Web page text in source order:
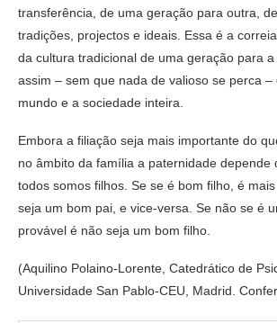
transferência, de uma geração para outra,
tradições, projectos e ideais. Essa é a
da cultura tradicional de uma geração para
assim – sem que nada de valioso se perca –
mundo e a sociedade inteira.
Embora a filiação seja mais importante do
no âmbito da família a paternidade depende
todos somos filhos. Se se é bom filho, é
seja um bom pai, e vice-versa. Se não se é
provável é não seja um bom filho.
(Aquilino Polaino-Lorente, Catedrático de
Universidade San Pablo-CEU, Madrid.